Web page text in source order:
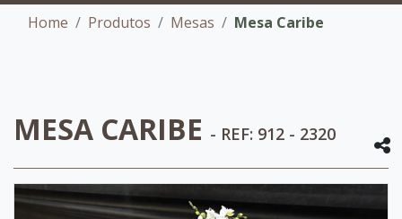
Home Produtos Mesas Mesa Caribe
MESA CARIBE - REF: 912 - 2320